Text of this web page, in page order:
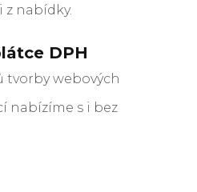
nabídky.
DPH
tvorby webových
nabízíme s i bez